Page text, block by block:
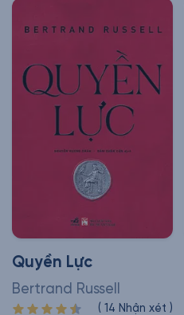
Quyền Lực
Bertrand Russell
( 14 Nhận xét )